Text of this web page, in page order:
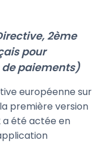
2ème
pour
de paiements)
européenne sur
première version
a été actée en